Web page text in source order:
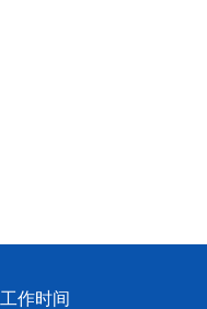
工作时间